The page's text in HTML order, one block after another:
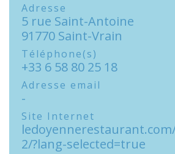
Adresse
5 rue Saint-Antoine
91770 Saint-Vrain
Téléphone(s)
+33 6 58 80 25 18
Adresse email
-
Site Internet
2/?lang-selected=true